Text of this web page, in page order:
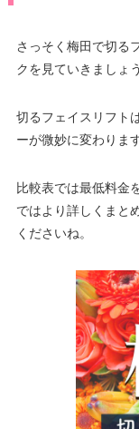
さっそく梅田で切る
クを見ていきましょ
切るフェイスリフト
ーが微妙に変わります
比較表では最低料金
ではより詳しくまと
くださいね。